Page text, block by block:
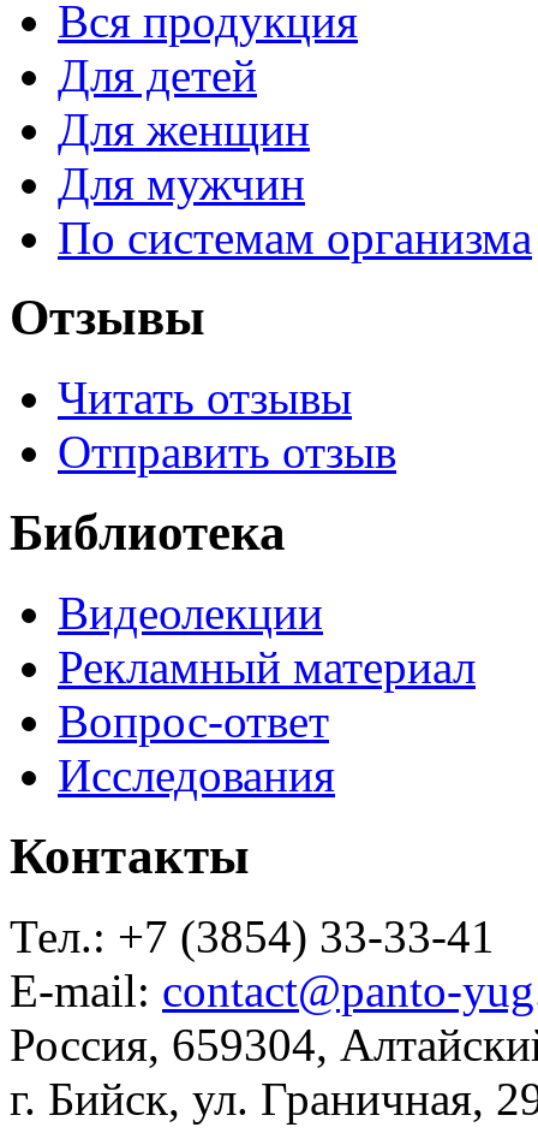
Вся продукция
Для детей
Для женщин
Для мужчин
По системам организма
Отзывы
Читать отзывы
Отправить отзыв
Библиотека
Видеолекции
Рекламный материал
Вопрос-ответ
Исследования
Контакты
Тел.: +7 (3854) 33-33-41
E-mail: contact@panto-
Россия, 659304,
г. Бийск, ул. Граничная,